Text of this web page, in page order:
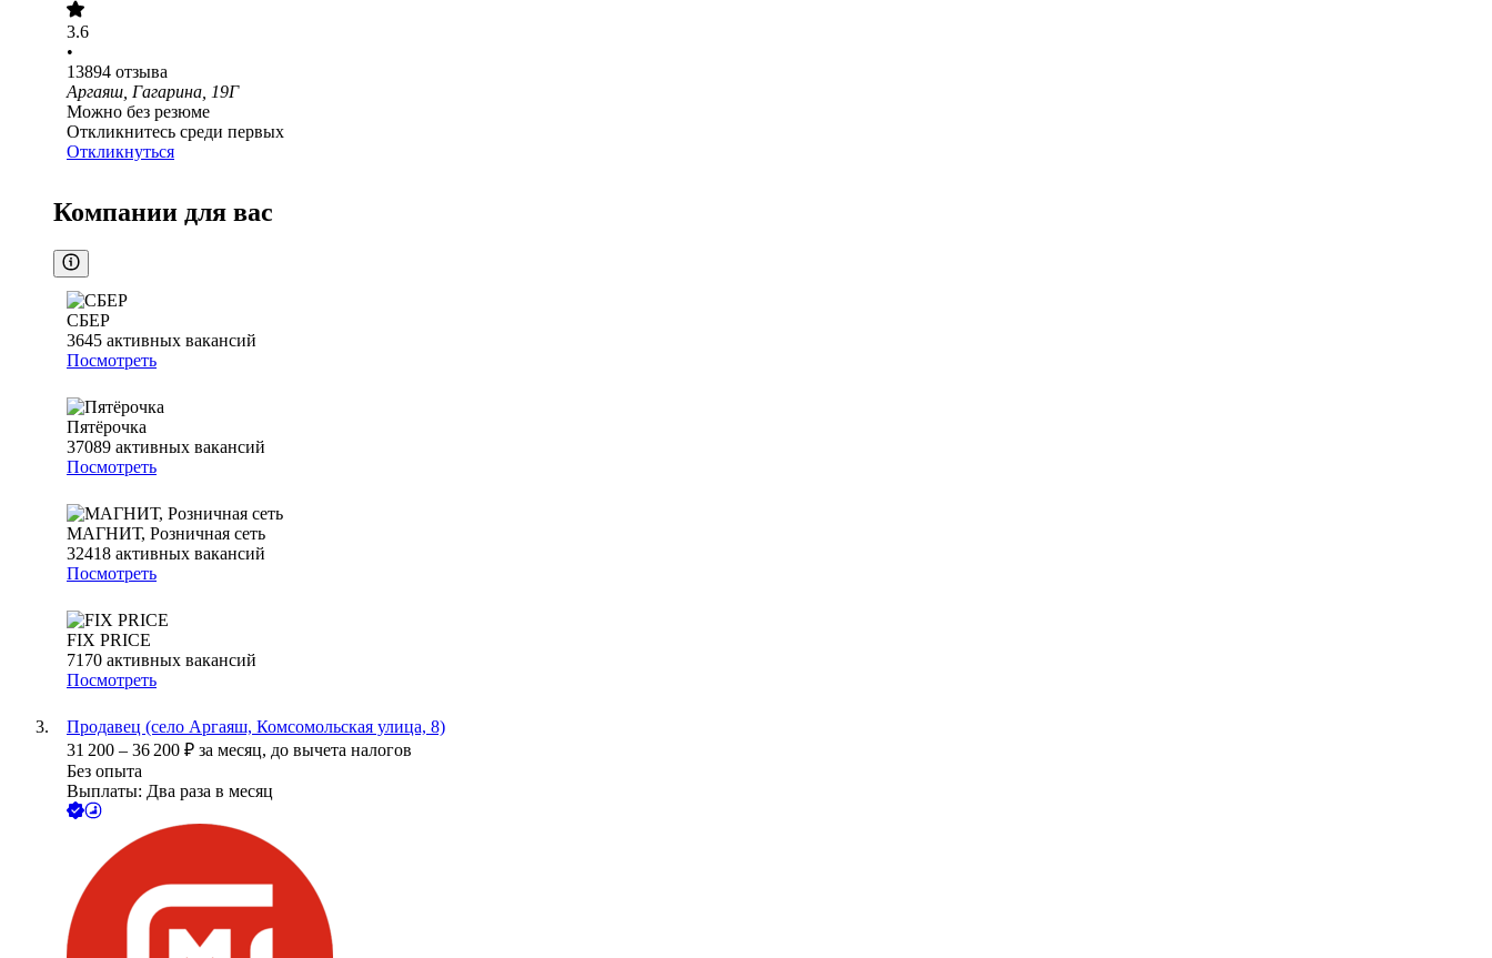
3.6
•
13894 отзыва
Аргаяш, Гагарина, 19Г
Можно без резюме
Откликнитесь среди первых
Откликнуться
Компании для вас
СБЕР
3645 активных вакансий
Посмотреть
Пятёрочка
37089 активных вакансий
Посмотреть
МАГНИТ, Розничная сеть
32418 активных вакансий
Посмотреть
FIX PRICE
7170 активных вакансий
Посмотреть
Продавец (село Аргаяш, Комсомольская улица, 8)
31 200 – 36 200 ₽ за месяц, до вычета налогов
Без опыта
Выплаты: Два раза в месяц